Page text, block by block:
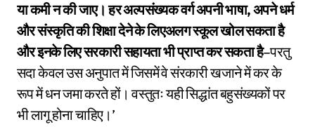
या कमी न की जाए। हर अल्पसंख्यक वर्ग अपनी भाषा, अपने धर्म
और संस्कृति की शिक्षा देने के लिएअलग स्कूल खोल सकता है
और इनके लिए सरकारी सहायता भी प्राप्त कर सकता है–परतु
सदा केवल उस अनुपात में जिसमें वे संरकारी खजाने में कर के
रूप में धन जमा करते हों। वस्तुतः यही सिद्धांत बहुसंख्यकों पर
भी लागू होना चाहिए।’